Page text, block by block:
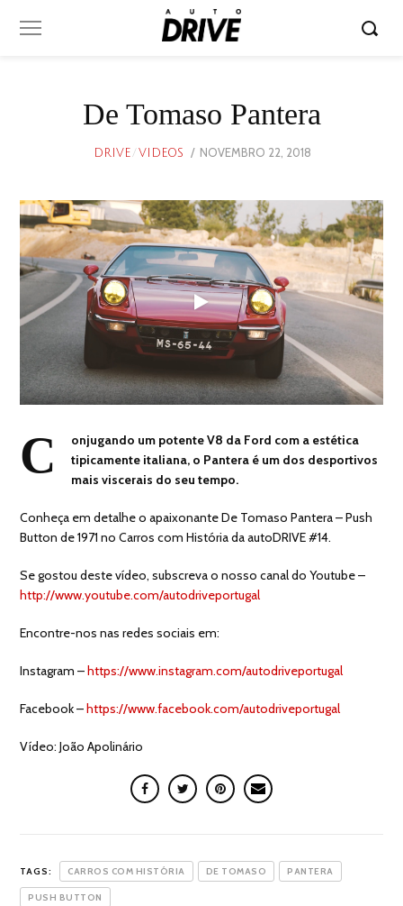
De Tomaso Pantera
DRIVE/ VIDEOS
POSTED
NOVEMBRO 22, 2018
C
onjugando um potente V8 da Ford com a estética
tipicamente italiana, o Pantera é um dos desportivos
mais viscerais do seu tempo.
Conheça em detalhe o apaixonante De Tomaso Pantera – Push
Button de 1971 no Carros com História da autoDRIVE #14.
Se gostou deste vídeo, subscreva o nosso canal do Youtube –
http://www.youtube.com/autodriveportugal
Encontre-nos nas redes sociais em:
Instagram –https://www.instagram.com/autodriveportugal
Facebook –https://www.facebook.com/autodriveportugal
Vídeo: João Apolinário
TAGS: CARROS COM HISTÓRIA DE TOMASO PANTERA
PUSH BUTTON